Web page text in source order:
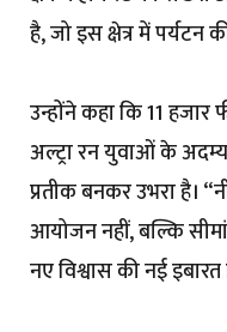
है, जो इस क्षेत्र में पर्यटन
उन्होंने कहा कि 11
अल्ट्रा रन युवाओं के
प्रतीक बनकर उभरा है।
आयोजन नहीं, बल्कि
नए विश्वास की नई इबारत